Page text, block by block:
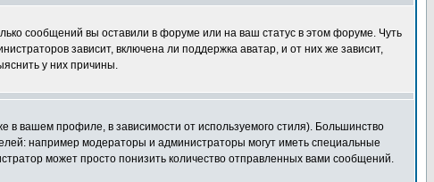
сообщений вы оставили в форуме или на ваш статус в этом форуме. Чуть
зависит, включена ли поддержка аватар, и от них же зависит,
у них причины.
вашем профиле, в зависимости от используемого стиля). Большинство
например модераторы и администраторы могут иметь специальные
может просто понизить количество отправленных вами сообщений.